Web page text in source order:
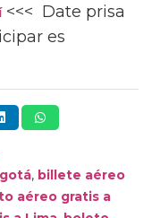
<<< Date prisa
es
, billete aéreo
aéreo gratis a